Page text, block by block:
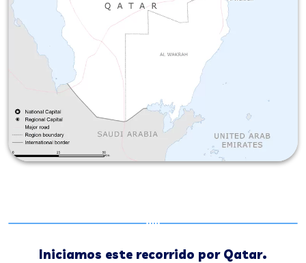
Iniciamos este recorrido por Qatar.